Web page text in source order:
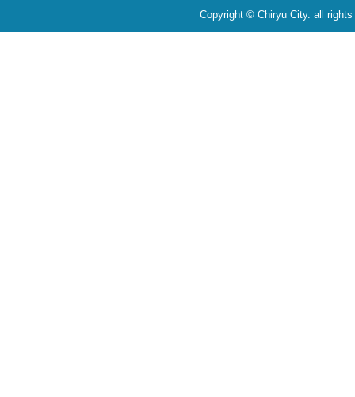
Copyright © Chiryu City. all rights